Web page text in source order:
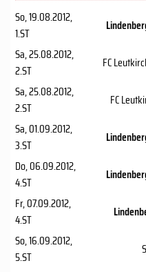
So, 19.08.2012,
1.ST
Sa, 25.08.2012,
2.ST
FC
Sa, 25.08.2012,
2.ST
FC
Sa, 01.09.2012,
3.ST
Do, 06.09.2012,
4.ST
Fr, 07.09.2012,
4.ST
So, 16.09.2012,
5.ST